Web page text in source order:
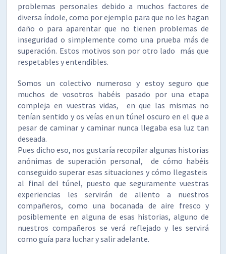
problemas personales debido a muchos factores de
diversa índole, como por ejemplo para que no les hagan
daño o para aparentar que no tienen problemas de
inseguridad o simplemente como una prueba más de
superación. Estos motivos son por otro lado más que
respetables y entendibles.
Somos un colectivo numeroso y estoy seguro que
muchos de vosotros habéis pasado por una etapa
compleja en vuestras vidas, en que las mismas no
tenían sentido y os veías en un túnel oscuro en el que a
pesar de caminar y caminar nunca llegaba esa luz tan
deseada.
Pues dicho eso, nos gustaría recopilar algunas historias
anónimas de superación personal, de cómo habéis
conseguido superar esas situaciones y cómo llegasteis
al final del túnel, puesto que seguramente vuestras
experiencias les servirán de aliento a nuestros
compañeros, como una bocanada de aire fresco y
posiblemente en alguna de esas historias, alguno de
nuestros compañeros se verá reflejado y les servirá
como guía para luchar y salir adelante.